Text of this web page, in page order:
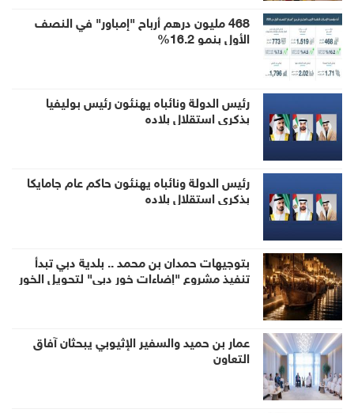
468 مليون درهم أرباح "إمباور" في النصف
الأول بنمو 16.2%
رئيس الدولة ونائباه يهنئون رئيس بوليفيا
بذكرى استقلال بلاده
رئيس الدولة ونائباه يهنئون حاكم عام جامايكا
بذكرى استقلال بلاده
بتوجيهات حمدان بن محمد .. بلدية دبي تبدأ
تنفيذ مشروع "إضاءات خور دبي" لتحويل الخور
عمار بن حميد والسفير الإثيوبي يبحثان آفاق
التعاون